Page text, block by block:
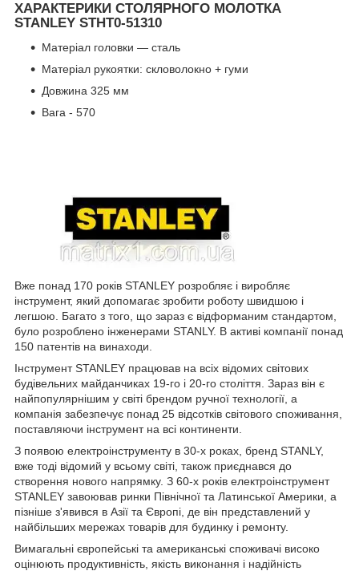
ХАРАКТЕРИКИ СТОЛЯРНОГО МОЛОТКА
STANLEY STHT0-51310
Матеріал головки — cталь
Матеріал рукоятки: скловолокно + гуми
Довжина 325 мм
Вага - 570
Вже понад 170 років STANLEY розробляє і виробляє
інструмент, який допомагає зробити роботу швидшою і
легшою. Багато з того, що зараз є відформаним стандартом,
було розроблено інженерами STANLY. В активі компанії понад
150 патентів на винаходи.
Інструмент STANLEY працював на всіх відомих світових
будівельних майданчиках 19-го і 20-го століття. Зараз він є
найпопулярнішим у світі брендом ручної технології, а
компанія забезпечує понад 25 відсотків світового споживання,
поставляючи інструмент на всі континенти.
З появою електроінструменту в 30-х роках, бренд STANLY,
вже тоді відомий у всьому світі, також приєднався до
створення нового напрямку. З 60-х років електроінструмент
STANLEY завоював ринки Північної та Латинської Америки, а
пізніше з'явився в Азії та Європі, де він представлений у
найбільших мережах товарів для будинку і ремонту.
Вимагальні європейські та американські споживачі високо
оцінюють продуктивність, якість виконання і надійність